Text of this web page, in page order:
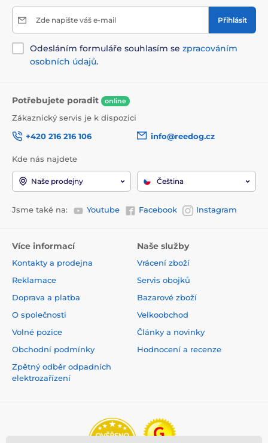
Zde napište váš e-mail Přihlásit
Odesláním formuláře souhlasím se zpracováním
osobních údajů.
Potřebujete poradit online
Zákaznický servis je k dispozici
+420 216 216 106
info@reedog.cz
Kde nás najdete
Naše prodejny Čeština
Jsme také na: Youtube Facebook Instagram
Více informací
Kontakty a prodejna
Reklamace
Doprava a platba
O společnosti
Volné pozice
Obchodní podmínky
Zpětný odběr odpadních
elektrozařízení
Naše služby
Vrácení zboží
Servis obojků
Bazarové zboží
Velkoobchod
Články a novinky
Hodnocení a recenze